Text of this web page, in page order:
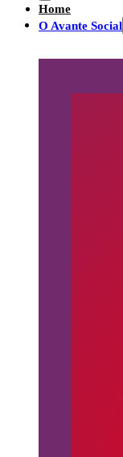
Home
O Avante Social